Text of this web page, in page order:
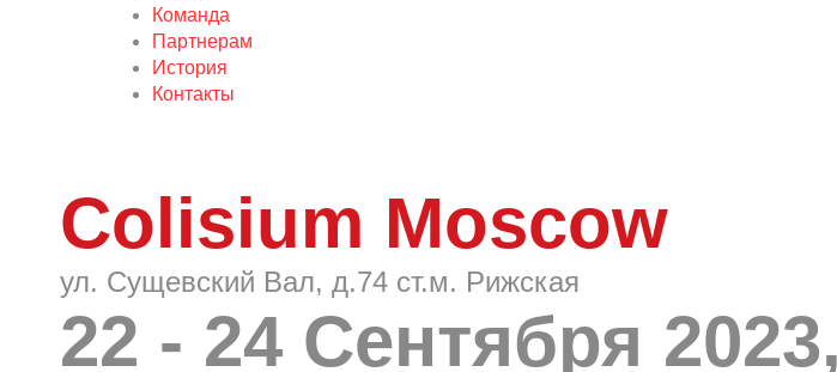
Команда
Партнерам
История
Контакты
Colisium Moscow
ул. Сущевский Вал, д.74 ст.м. Рижская
22 - 24 Сентября